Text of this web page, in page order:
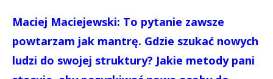
Maciej Maciejewski: To pytanie zawsze
powtarzam jak mantrę. Gdzie szukać nowych
ludzi do swojej struktury? Jakie metody pani